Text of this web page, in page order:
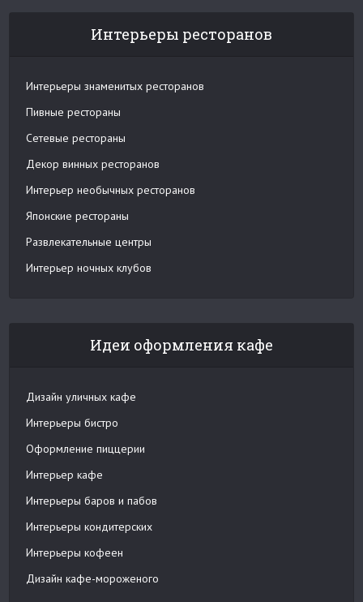
Интерьеры ресторанов
Интерьеры знаменитых ресторанов
Пивные рестораны
Сетевые рестораны
Декор винных ресторанов
Интерьер необычных ресторанов
Японские рестораны
Развлекательные центры
Интерьер ночных клубов
Идеи оформления кафе
Дизайн уличных кафе
Интерьеры бистро
Оформление пиццерии
Интерьер кафе
Интерьеры баров и пабов
Интерьеры кондитерских
Интерьеры кофеен
Дизайн кафе-мороженого